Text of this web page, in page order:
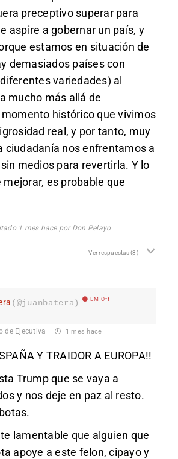
preceptivo superar para
aspire a gobernar un país, y
estamos en situación de
demasiados países con
variedades) al
mucho más allá de
momento histórico que vivimos
real, y por tanto, muy
ciudadanía nos enfrentamos a
medios para revertirla. Y lo
mejorar, es probable que
1 mes hace por Don Pelayo
Ver respuestas(3)
(@juanbatera) EM Off
de Ejecutiva 1 mes hace
Y TRAIDOR A EUROPA!!
Trump que se vaya a
y nos deje en paz al resto.
lamentable que alguien que
apoye a este felon, cipayo y